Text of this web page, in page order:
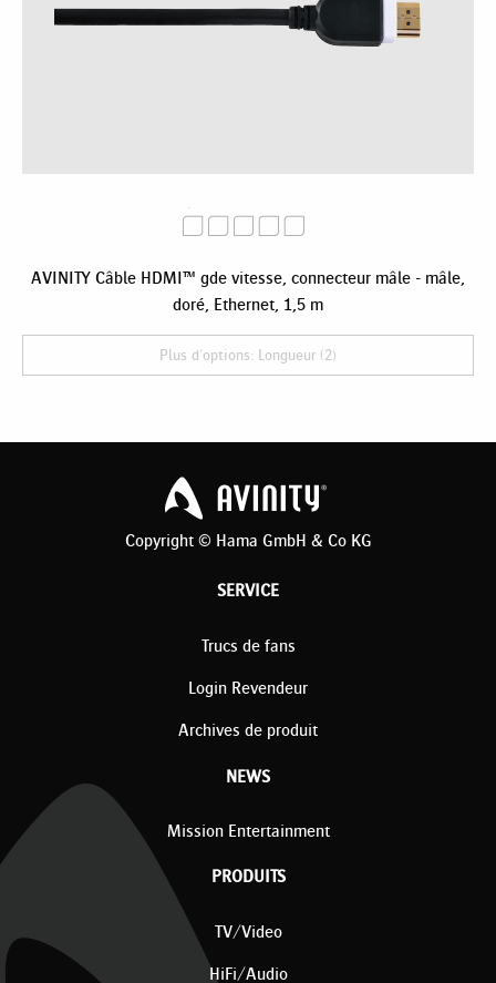
AVINITY Câble HDMI™ gde vitesse, connecteur mâle - mâle,
doré, Ethernet, 1,5 m
Plus d'options: Longueur (2)
Copyright © Hama GmbH & Co KG
SERVICE
Trucs de fans
Login Revendeur
Archives de produit
NEWS
Mission Entertainment
PRODUITS
TV/Video
HiFi/Audio